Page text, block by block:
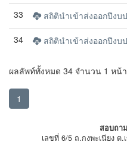
33 สถิตินำเข้าส่งออกปีงบ
34 สถิตินำเข้าส่งออกปีงบ
ผลลัพท์ทั้งหมด 34 จำนวน 1 หน้า
1
สอบถา
เลขที่ 6/5 ถ.กงพะเนียง ต